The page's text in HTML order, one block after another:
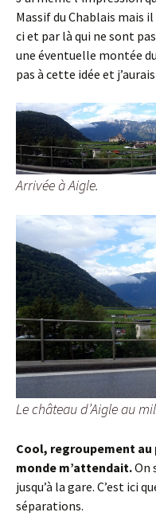
Massif du Chablais mais
ci et par là qui ne sont
une éventuelle montée
pas à cette idée et
Arrivée à Aigle.
Le château d’Aigle au
Cool, regroupement au
monde m’attendait.On
jusqu’à la gare. C’est ici
séparations.